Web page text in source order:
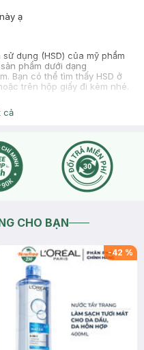
ạ
dụng (HSD) của mỹ phẩm
phẩm dưới dạng
Bạn có thể tìm thấy HSD ở
trên hộp giấy đi kèm nhé.
cả
CHO BẠN
-42 %